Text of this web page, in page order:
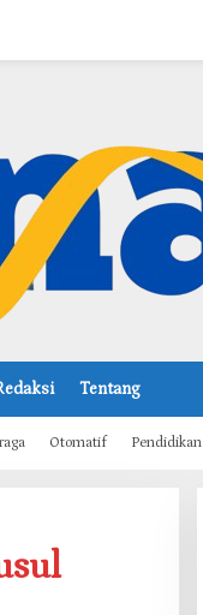
Tentang
Otomatif Pendidikan